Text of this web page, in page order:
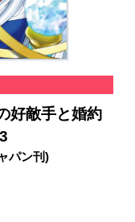
好敵手と婚約
パン刊)